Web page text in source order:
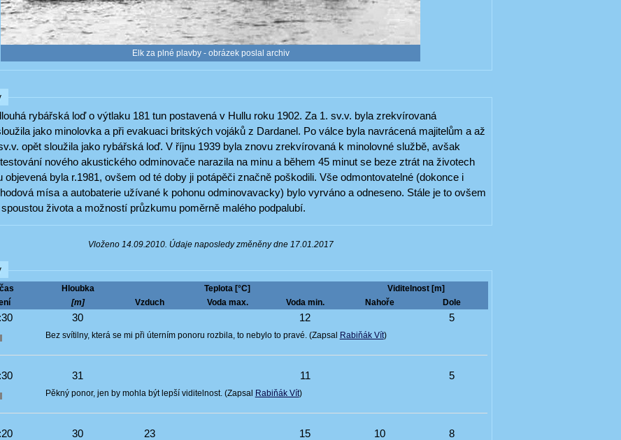
Elk za plné plavby - obrázek poslal archiv
rybářská loď o výtlaku 181 tun postavená v Hullu roku 1902. Za 1. sv.v. byla zrekvírovaná
jako minolovka a při evakuaci britských vojáků z Dardanel. Po válce byla navrácená majitelům a až
opět sloužila jako rybářská loď. V říjnu 1939 byla znovu zrekvírovaná k minolovné službě, avšak
nového akustického odminovače narazila na minu a během 45 minut se beze ztrát na životech
objevená byla r.1981, ovšem od té doby ji potápěči značně poškodili. Vše odmontovatelné (dokonce i
mísa a autobaterie užívané k pohonu odminovavacky) bylo vyrváno a odneseno. Stále je to ovšem
života a možností průzkumu poměrně malého podpalubí.
Vloženo 14.09.2010. Údaje naposledy změněny dne 17.01.2017
Hloubka Teplota [°C]
Viditelnost [m]
[m] Vzduch Voda max. Voda min. Nahoře Dole
30 12 5
Bez svítilny, která se mi při úterním ponoru rozbila, to nebylo to pravé. (Zapsal Rabiňák Vít)
31 11 5
Pěkný ponor, jen by mohla být lepší viditelnost. (Zapsal Rabiňák Vít)
30 23 15 10 8